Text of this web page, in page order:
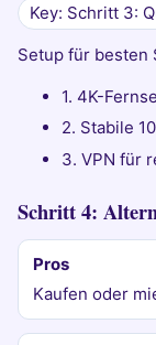
Key: Schritt 3:
Setup für besten
1. 4K-
2. Stabile
3. VPN für
Schritt 4:
Pros
Kaufen oder